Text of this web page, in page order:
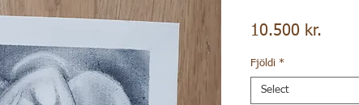
10.500 kr.
Fjöldi *
Select